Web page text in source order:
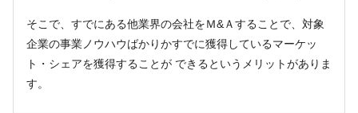
そこで、すでにある他業界の会社をＭ&Ａすることで、対象
企業の事業ノウハウばかりかすでに獲得しているマーケッ
ト・シェアを獲得することが できるというメリットがありま
す。